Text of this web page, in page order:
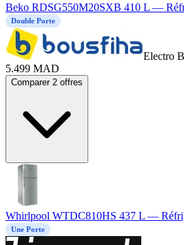
Beko RDSG550M20SXB 410 L —
Double Porte
Electro
5.499 MAD
Comparer 2 offres
Whirlpool WTDC810HS 437 L —
Une Porte